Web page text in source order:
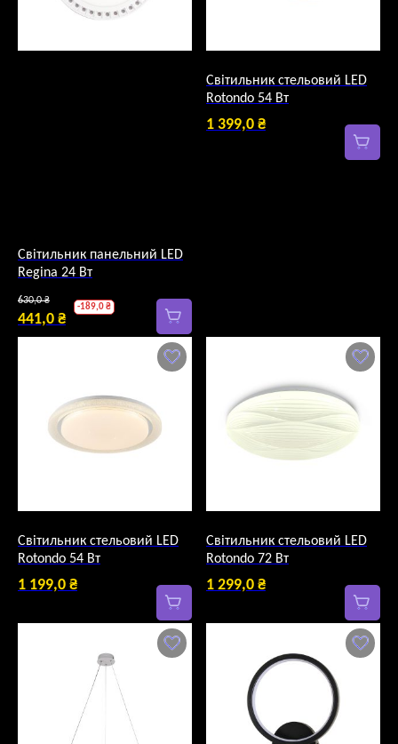
Світильник панельний LED
Regina 24 Вт
630,0₴Оригінальна
ціна:
630,0 ₴.
441,0 ₴
Поточна
-189,0₴
Світильник стельовий LED
Rotondo 54 Вт
1 399,0 ₴
Світильник стельовий LED
Rotondo 54 Вт
1 199,0 ₴
Світильник стельовий LED
Rotondo 72 Вт
1 299,0 ₴